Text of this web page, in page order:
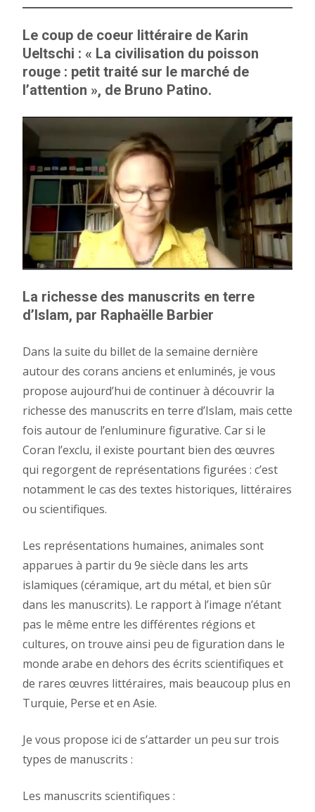
Le coup de coeur littéraire de Karin
Ueltschi : « La civilisation du poisson
rouge : petit traité sur le marché de
l’attention », de Bruno Patino.
La richesse des manuscrits en terre
d’Islam, par Raphaëlle Barbier
Dans la suite du billet de la semaine dernière
autour des corans anciens et enluminés, je vous
propose aujourd’hui de continuer à découvrir la
richesse des manuscrits en terre d’Islam, mais cette
fois autour de l’enluminure figurative. Car si le
Coran l’exclu, il existe pourtant bien des œuvres
qui regorgent de représentations figurées : c’est
notamment le cas des textes historiques, littéraires
ou scientifiques.
Les représentations humaines, animales sont
apparues à partir du 9e siècle dans les arts
islamiques (céramique, art du métal, et bien sûr
dans les manuscrits). Le rapport à l’image n’étant
pas le même entre les différentes régions et
cultures, on trouve ainsi peu de figuration dans le
monde arabe en dehors des écrits scientifiques et
de rares œuvres littéraires, mais beaucoup plus en
Turquie, Perse et en Asie.
Je vous propose ici de s’attarder un peu sur trois
types de manuscrits :
Les manuscrits scientifiques :